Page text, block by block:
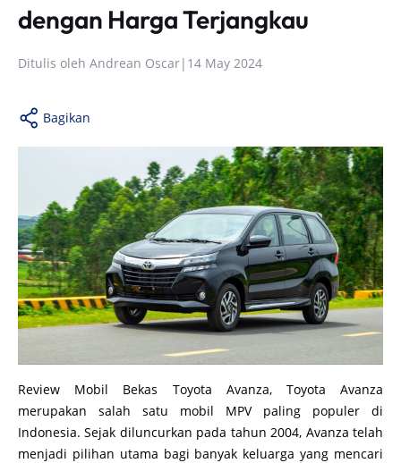
dengan Harga Terjangkau
Ditulis oleh Andrean Oscar| 14 May 2024
Bagikan
Review Mobil Bekas Toyota Avanza, Toyota Avanza
merupakan salah satu mobil MPV paling populer di
Indonesia. Sejak diluncurkan pada tahun 2004, Avanza telah
menjadi pilihan utama bagi banyak keluarga yang mencari